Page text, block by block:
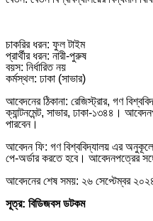
চাকরির ধরন: ফুল টাইম
প্রার্থীর ধরন: নারী-পুরুষ
বয়স: নির্ধারিত নয়
কর্মস্থল: ঢাকা (সাভার)
আবেদনের ঠিকানা: রেজিস্ট্রার, গণ
ক্যান্টনমেন্ট, সাভার, ঢাকা-১৩৪৪।
পারবেন।
আবেদন ফি: গণ বিশ্ববিদ্যালয় এর
পে-অর্ডার করতে হবে। আবেদনপত্রের
আবেদনের শেষ সময়: ২৬ সেপ্টেম্বর
সূত্র: বিডিজবস ডটকম